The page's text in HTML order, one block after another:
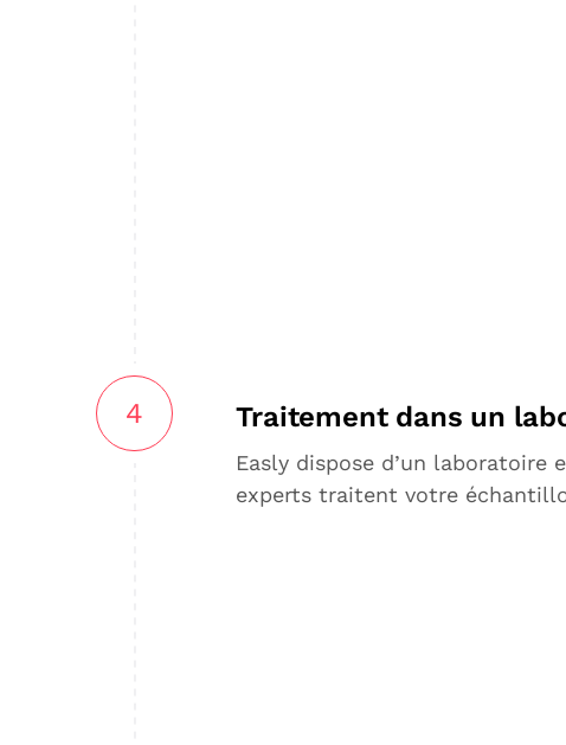
4 Traitement dans un
Easly dispose d’un
experts traitent votre